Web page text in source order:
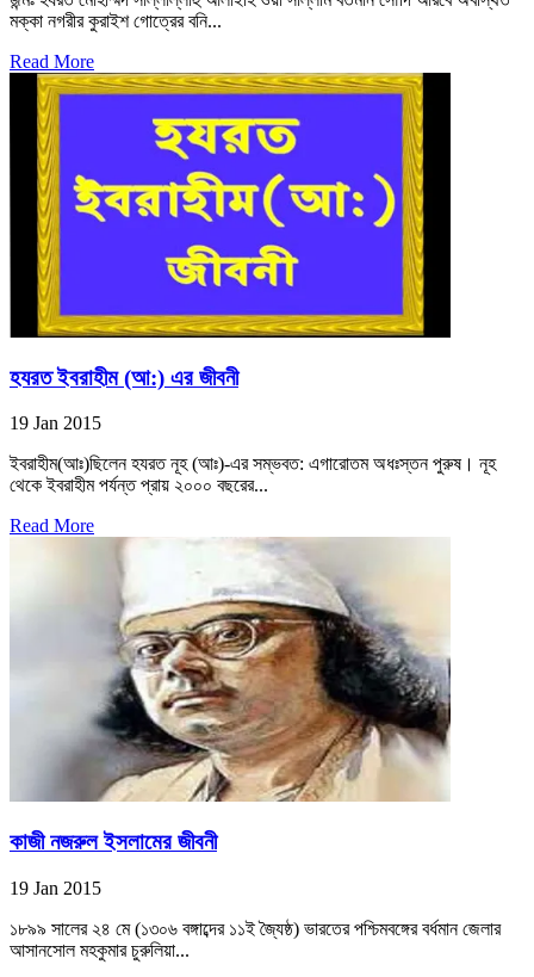
মক্কা নগরীর কুরাইশ গোত্রের বনি...
Read More
হযরত ইবরাহীম (আ:) এর জীবনী
19 Jan 2015
ইবরাহীম(আঃ)ছিলেন হযরত নূহ (আঃ)-এর সম্ভবত: এগারোতম অধঃস্তন পুরুষ। নূহ
থেকে ইবরাহীম পর্যন্ত প্রায় ২০০০ বছরের...
Read More
কাজী নজরুল ইসলামের জীবনী
19 Jan 2015
১৮৯৯ সালের ২৪ মে (১৩০৬ বঙ্গাব্দের ১১ই জ্যৈষ্ঠ) ভারতের পশ্চিমবঙ্গের বর্ধমান জেলার
আসানসোল মহকুমার চুরুলিয়া...